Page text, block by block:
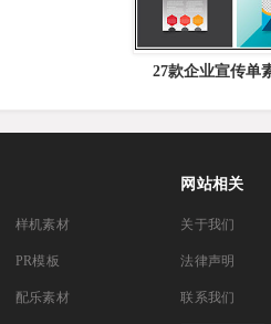
27款企业宣传单
样机素材
PR模板
配乐素材
网站相关
关于我们
法律声明
联系我们